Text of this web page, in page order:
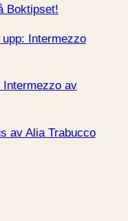
Boktipset!
Intermezzo
Intermezzo av
av Alia Trabucco